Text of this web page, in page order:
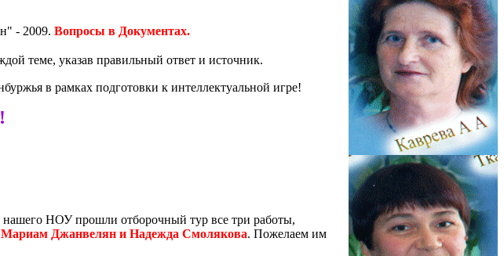
- 2009. Вопросы в Документах.
теме, указав правильный ответ и источник.
в рамках подготовки к интеллектуальной игре!
нашего НОУ прошли отборочный тур все три работы,
Мариам Джанвелян и Надежда Смолякова. Пожелаем им